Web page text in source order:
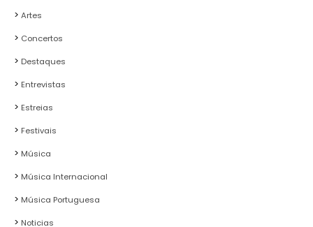
Artes
Concertos
Destaques
Entrevistas
Estreias
Festivais
Música
Música Internacional
Música Portuguesa
Noticias